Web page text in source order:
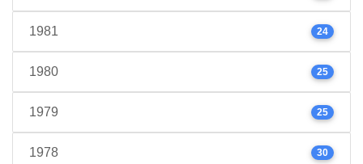
1981 24
1980 25
1979 25
1978 30